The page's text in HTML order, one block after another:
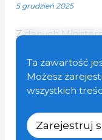
5 grudzień 2025
Z danych
porównaniu z
kiedy pogłowie
Wieprzowiny,
oznacza, że
Ta zawartość
Możesz
wszystkich
Zarejestruj